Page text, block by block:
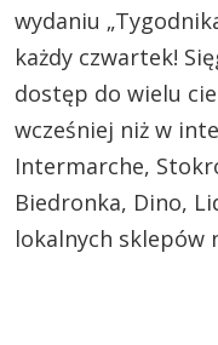
wydaniu
każdy czwartek!
dostęp do wielu
wcześniej niż w
Intermarche,
Biedronka, Dino,
lokalnych sklepów